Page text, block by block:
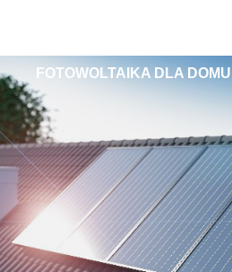
FOTOWOLTAIKA DLA DOMU